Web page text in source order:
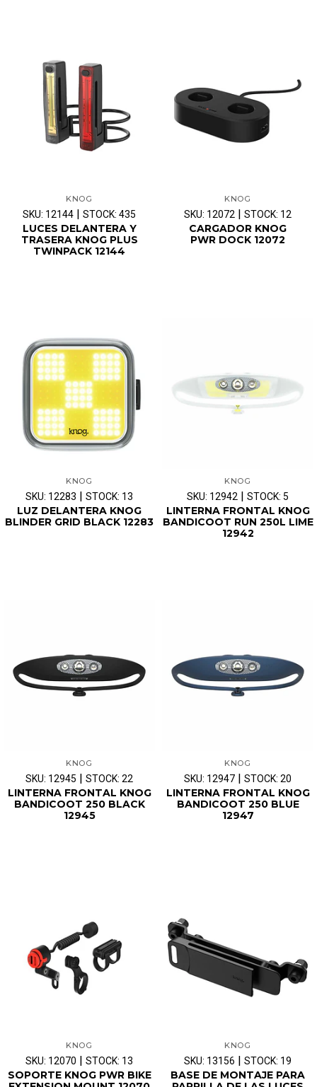
KNOG
SKU: 12144 | STOCK: 435
LUCES DELANTERA Y
TRASERA KNOG PLUS
TWINPACK 12144
KNOG
SKU: 12072 | STOCK: 12
CARGADOR KNOG
PWR DOCK 12072
KNOG
SKU: 12283 | STOCK: 13
LUZ DELANTERA KNOG
BLINDER GRID BLACK 12283
KNOG
SKU: 12942 | STOCK: 5
LINTERNA FRONTAL KNOG
BANDICOOT RUN 250L LIME
12942
KNOG
SKU: 12945 | STOCK: 22
LINTERNA FRONTAL KNOG
BANDICOOT 250 BLACK
12945
KNOG
SKU: 12947 | STOCK: 20
LINTERNA FRONTAL KNOG
BANDICOOT 250 BLUE
12947
KNOG
SKU: 12070 | STOCK: 13
SOPORTE KNOG PWR BIKE
KNOG
SKU: 13156 | STOCK: 19
BASE DE MONTAJE PARA